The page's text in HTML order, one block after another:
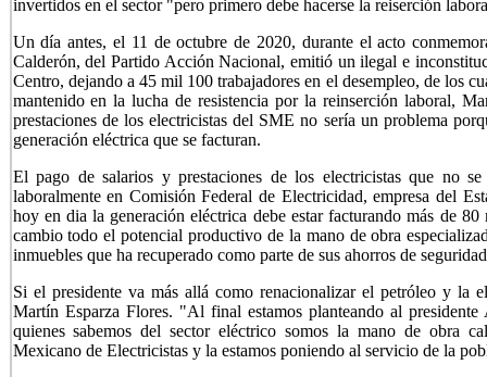
invertidos en el sector "pero primero debe hacerse la reiserción
Un día antes, el 11 de octubre de 2020, durante el acto
Calderón, del Partido Acción Nacional, emitió un ilegal e
Centro, dejando a 45 mil 100 trabajadores en el desempleo, de los
mantenido en la lucha de resistencia por la reinserción laboral,
prestaciones de los electricistas del SME no sería un problema
generación eléctrica que se facturan.
El pago de salarios y prestaciones de los electricistas que no
laboralmente en Comisión Federal de Electricidad, empresa del
hoy en dia la generación eléctrica debe estar facturando más de
cambio todo el potencial productivo de la mano de obra
inmuebles que ha recuperado como parte de sus ahorros de
Si el presidente va más allá como renacionalizar el petróleo y la
Martín Esparza Flores. "Al final estamos planteando al
quienes sabemos del sector eléctrico somos la mano de obra
Mexicano de Electricistas y la estamos poniendo al servicio de la